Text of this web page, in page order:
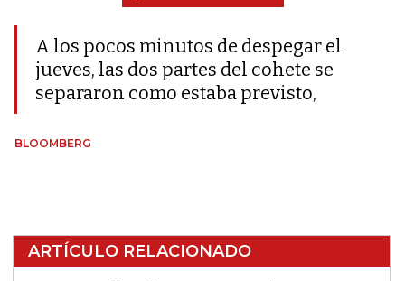
A los pocos minutos de despegar el
jueves, las dos partes del cohete se
separaron como estaba previsto,
BLOOMBERG
ARTÍCULO RELACIONADO